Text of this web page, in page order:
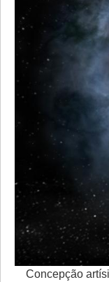
Concepção